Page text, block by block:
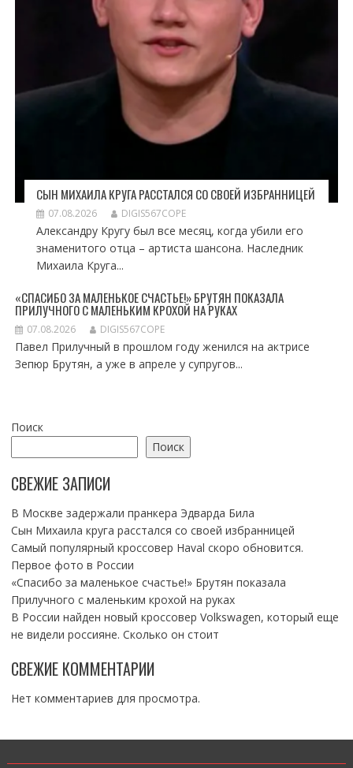
СЫН МИХАИЛА КРУГА РАССТАЛСЯ СО СВОЕЙ ИЗБРАННИЦЕЙ
07.08.2026 DIGIS567COPE
Александру Кругу был все месяц, когда убили его
знаменитого отца – артиста шансона. Наследник
Михаила Круга...
«СПАСИБО ЗА МАЛЕНЬКОЕ СЧАСТЬЕ!» БРУТЯН ПОКАЗАЛА
ПРИЛУЧНОГО С МАЛЕНЬКИМ КРОХОЙ НА РУКАХ
07.08.2026 DIGIS567COPE
Павел Прилучный в прошлом году женился на актрисе
Зепюр Брутян, а уже в апреле у супругов...
Поиск
Поиск
СВЕЖИЕ ЗАПИСИ
В Москве задержали пранкера Эдварда Била
Сын Михаила круга расстался со своей избранницей
Самый популярный кроссовер Haval скоро обновится.
Первое фото в России
«Спасибо за маленькое счастье!» Брутян показала
Прилучного с маленьким крохой на руках
В России найден новый кроссовер Volkswagen, который еще
не видели россияне. Сколько он стоит
СВЕЖИЕ КОММЕНТАРИИ
Нет комментариев для просмотра.